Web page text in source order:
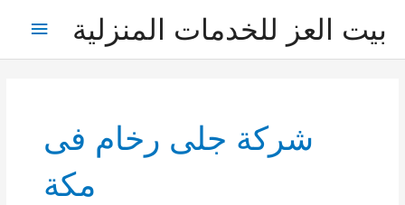
بيت العز للخدمات المنزلية
شركة جلى رخام فى
مكة